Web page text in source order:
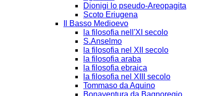
Dionigi lo pseudo-Areopagita
Scoto Eriugena
Il Basso Medioevo
la filosofia nell'XI secolo
S.Anselmo
la filosofia nel XII secolo
la filosofia araba
la filosofia ebraica
la filosofia nel XIII secolo
Tommaso da Aquino
Bonaventura da Bagnoregio